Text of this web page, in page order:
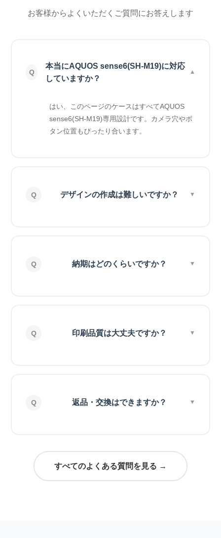
お客様からよくいただくご質問にお答えします
本当にAQUOS sense6(SH-M19)に対応
していますか？
はい、このページのケースはすべてAQUOS
sense6(SH-M19)専用設計です。カメラ穴やボ
タン位置もぴったり合います。
デザインの作成は難しいですか？
納期はどのくらいですか？
印刷品質は大丈夫ですか？
返品・交換はできますか？
すべてのよくある質問を見る →